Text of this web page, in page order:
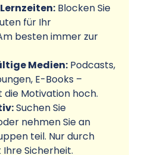
Blocken Sie
für Ihr
besten immer zur
Medien: Podcasts,
E-Books –
Motivation hoch.
Suchen Sie
nehmen Sie an
teil. Nur durch
Sicherheit.